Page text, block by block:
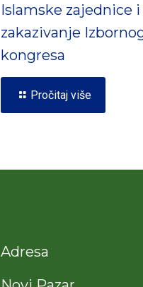
Islamske zajednice i
zakazivanje
kongresa
Pročitaj više
Adresa